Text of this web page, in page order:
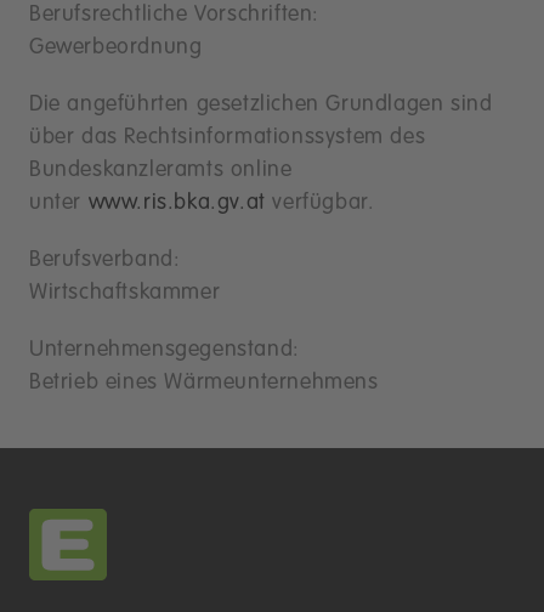
Berufsrechtliche Vorschriften:
Gewerbeordnung
Die angeführten gesetzlichen Grundlagen sind
über das Rechtsinformationssystem des
Bundeskanzleramts online
unter www.ris.bka.gv.at verfügbar.
Berufsverband:
Wirtschaftskammer
Unternehmensgegenstand:
Betrieb eines Wärmeunternehmens